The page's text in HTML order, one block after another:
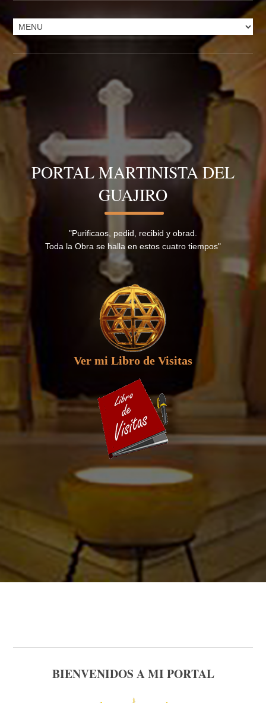
PORTAL MARTINISTA DEL
GUAJIRO
"Purificaos, pedid, recibid y obrad.
Toda la Obra se halla en estos cuatro tiempos"
Ver mi Libro de Visitas
BIENVENIDOS A MI PORTAL